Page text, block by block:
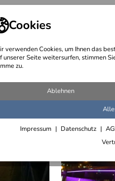
Cookies
verwenden Cookies, um Ihnen das
unserer Seite weitersurfen, stimmen
zu.
Ablehnen
Impressum Datenschutz